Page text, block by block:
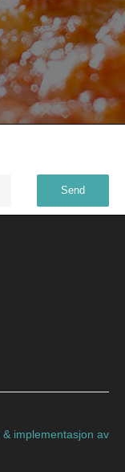
& implementasjon av